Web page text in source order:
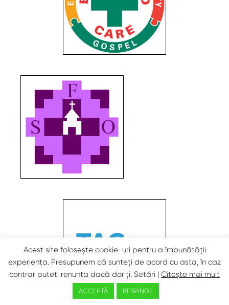
Acest site folosește cookie-uri pentru a îmbunătății
experiența. Presupunem că sunteți de acord cu asta, în caz
contrar puteți renunța dacă doriți. Setări | Citește mai mult
ACCEPTĂ RESPINGE